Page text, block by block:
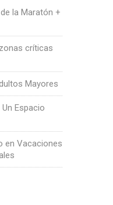
la Maratón +
críticas
Mayores
Espacio
en Vacaciones